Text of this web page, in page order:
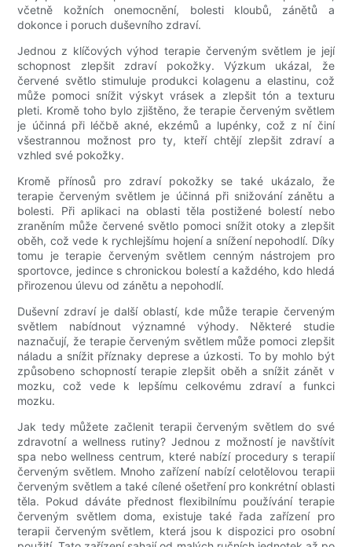
včetně kožních onemocnění, bolesti kloubů, zánětů a
dokonce i poruch duševního zdraví.
Jednou z klíčových výhod terapie červeným světlem je její
schopnost zlepšit zdraví pokožky. Výzkum ukázal, že
červené světlo stimuluje produkci kolagenu a elastinu, což
může pomoci snížit výskyt vrásek a zlepšit tón a texturu
pleti. Kromě toho bylo zjištěno, že terapie červeným světlem
je účinná při léčbě akné, ekzémů a lupénky, což z ní činí
všestrannou možnost pro ty, kteří chtějí zlepšit zdraví a
vzhled své pokožky.
Kromě přínosů pro zdraví pokožky se také ukázalo, že
terapie červeným světlem je účinná při snižování zánětu a
bolesti. Při aplikaci na oblasti těla postižené bolestí nebo
zraněním může červené světlo pomoci snížit otoky a zlepšit
oběh, což vede k rychlejšímu hojení a snížení nepohodlí. Díky
tomu je terapie červeným světlem cenným nástrojem pro
sportovce, jedince s chronickou bolestí a každého, kdo hledá
přirozenou úlevu od zánětu a nepohodlí.
Duševní zdraví je další oblastí, kde může terapie červeným
světlem nabídnout významné výhody. Některé studie
naznačují, že terapie červeným světlem může pomoci zlepšit
náladu a snížit příznaky deprese a úzkosti. To by mohlo být
způsobeno schopností terapie zlepšit oběh a snížit zánět v
mozku, což vede k lepšímu celkovému zdraví a funkci
mozku.
Jak tedy můžete začlenit terapii červeným světlem do své
zdravotní a wellness rutiny? Jednou z možností je navštívit
spa nebo wellness centrum, které nabízí procedury s terapií
červeným světlem. Mnoho zařízení nabízí celotělovou terapii
červeným světlem a také cílené ošetření pro konkrétní oblasti
těla. Pokud dáváte přednost flexibilnímu používání terapie
červeným světlem doma, existuje také řada zařízení pro
terapii červeným světlem, která jsou k dispozici pro osobní